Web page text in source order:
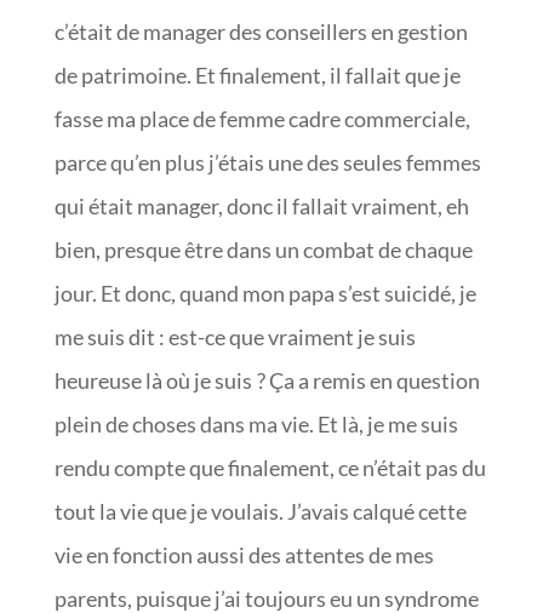
c’était de manager des conseillers en gestion
de patrimoine. Et finalement, il fallait que je
fasse ma place de femme cadre commerciale,
parce qu’en plus j’étais une des seules femmes
qui était manager, donc il fallait vraiment, eh
bien, presque être dans un combat de chaque
jour. Et donc, quand mon papa s’est suicidé, je
me suis dit : est-ce que vraiment je suis
heureuse là où je suis ? Ça a remis en question
plein de choses dans ma vie. Et là, je me suis
rendu compte que finalement, ce n’était pas du
tout la vie que je voulais. J’avais calqué cette
vie en fonction aussi des attentes de mes
parents, puisque j’ai toujours eu un syndrome